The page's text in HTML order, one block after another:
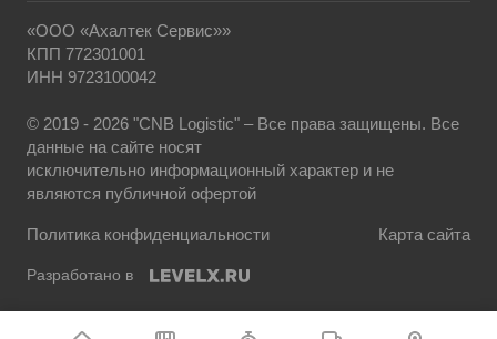
«ООО «Ахалтек Сервис»»
КПП 772301001
ИНН 9723100042
© 2019 - 2026 "CNB Logistic" – Все права защищены. Все
данные на сайте носят
исключительно информационный характер и не
являются публичной офертой
Политика конфиденциальности Карта сайта
Разработано в